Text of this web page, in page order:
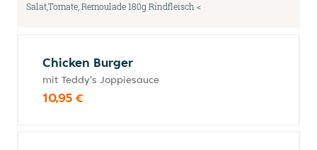
Salat,Tomate, Remoulade 180g Rindfleisch <
Chicken Burger
mit Teddy's Joppiesauce
10,95 €